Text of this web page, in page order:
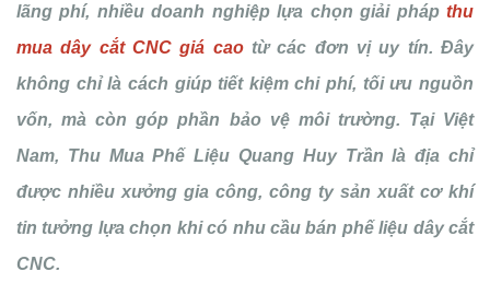
lãng phí, nhiều doanh nghiệp lựa chọn giải pháp thu
mua dây cắt CNC giá caotừ các đơn vị uy tín. Đây
không chỉ là cách giúp tiết kiệm chi phí, tối ưu nguồn
vốn, mà còn góp phần bảo vệ môi trường. Tại Việt
Nam, Thu Mua Phế Liệu Quang Huy Trần là địa chỉ
được nhiều xưởng gia công, công ty sản xuất cơ khí
tin tưởng lựa chọn khi có nhu cầu bán phế liệu dây cắt
CNC.